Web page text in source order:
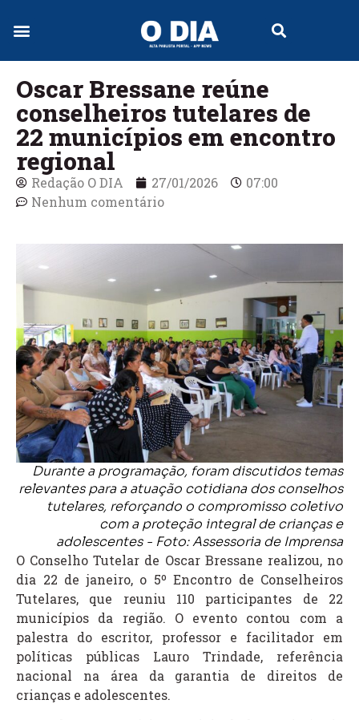
Oscar Bressane reúne
conselheiros tutelares de
22 municípios em encontro
regional
Redação O DIA 27/01/2026
07:00
Nenhum comentário
Durante a programação, foram discutidos temas
relevantes para a atuação cotidiana dos conselhos
tutelares, reforçando o compromisso coletivo
com a proteção integral de crianças e
adolescentes - Foto: Assessoria de Imprensa
O Conselho Tutelar de Oscar Bressane realizou, no
dia 22 de janeiro, o 5º Encontro de Conselheiros
Tutelares, que reuniu 110 participantes de 22
municípios da região. O evento contou com a
palestra do escritor, professor e facilitador em
políticas públicas Lauro Trindade, referência
nacional na área da garantia de direitos de
crianças e adolescentes.